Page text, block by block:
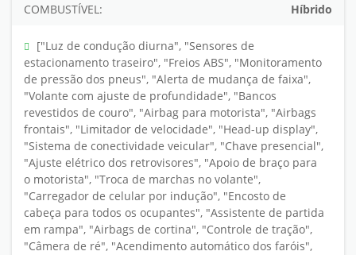
COMBUSTÍVEL: Híbrido
["Luz de condução diurna", "Sensores de
estacionamento traseiro", "Freios ABS", "Monitoramento
de pressão dos pneus", "Alerta de mudança de faixa",
"Volante com ajuste de profundidade", "Bancos
revestidos de couro", "Airbag para motorista", "Airbags
frontais", "Limitador de velocidade", "Head-up display",
"Sistema de conectividade veicular", "Chave presencial",
"Ajuste elétrico dos retrovisores", "Apoio de braço para
o motorista", "Troca de marchas no volante",
"Carregador de celular por indução", "Encosto de
cabeça para todos os ocupantes", "Assistente de partida
em rampa", "Airbags de cortina", "Controle de tração",
"Câmera de ré", "Acendimento automático dos faróis",